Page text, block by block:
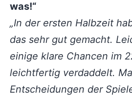
was!“
„In der ersten Halbzeit
das sehr gut gemacht.
einige klare Chancen im
leichtfertig verdaddelt.
Entscheidungen der